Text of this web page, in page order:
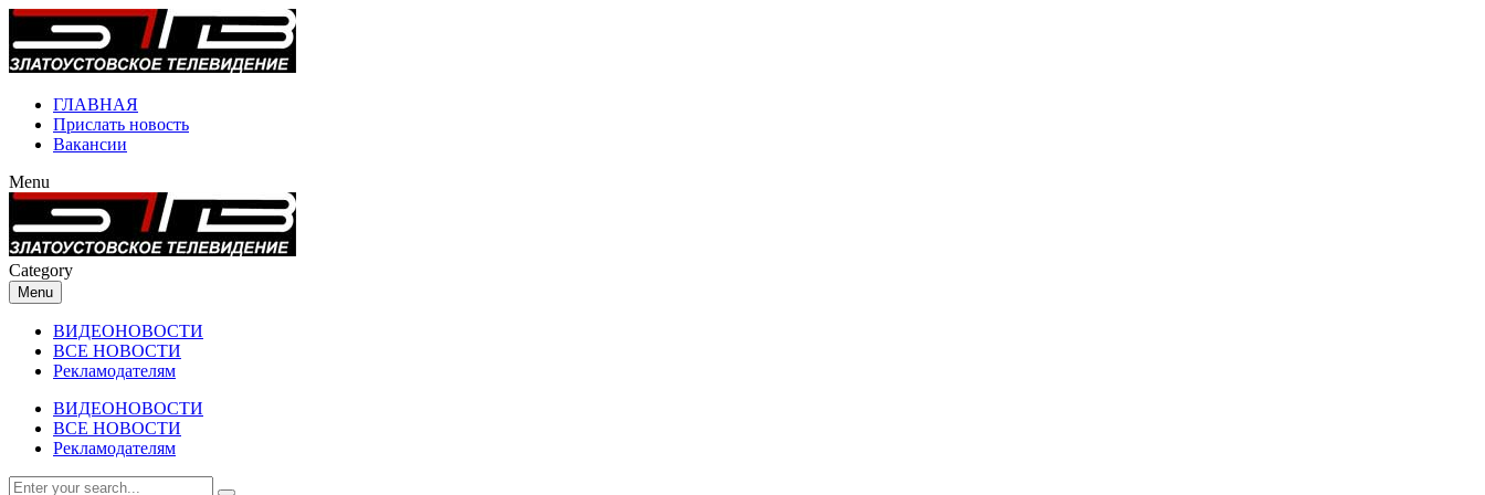
ГЛАВНАЯ
Прислать новость
Вакансии
Menu
Category
Menu
ВИДЕОНОВОСТИ
ВСЕ НОВОСТИ
Рекламодателям
ВИДЕОНОВОСТИ
ВСЕ НОВОСТИ
Рекламодателям